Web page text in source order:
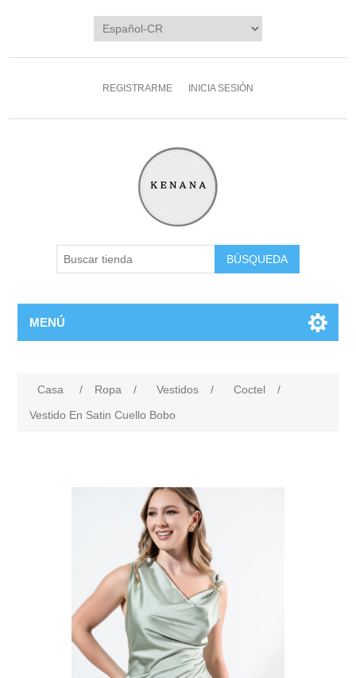
REGISTRARME INICIA SESIÓN
MENÚ
Casa / Ropa / Vestidos / Coctel
/
Vestido En Satin Cuello Bobo